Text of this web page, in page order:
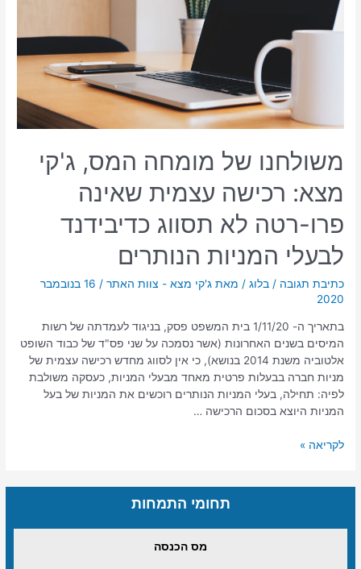
תחומי התמחות
מס הכנסה
משולחנו של מומחה המס, ג'קי
מצא: רכישה עצמית שאינה
פרו-רטה לא תסווג כדיבידנד
לבעלי המניות הנותרים
כתיבת תגובה /בלוג / מאתג'קי מצא - צוות האתר /
16 בנובמבר
2020
בתאריך ה- 1/11/20 בית המשפט פסק, בניגוד לעמדתה של רשות
המיסים בשנים האחרונות (אשר נסמכה על שני פס"ד של כבוד השופט
אלטוביה משנת 2014 בנושא), כי אין לסווג מחדש רכישה עצמית של
מניות חברה בבעלות פרטית מאחד מבעלי המניות, כעסקה משולבת
לפיה: תחילה, בעלי המניות הנותרים רוכשים את המניות של בעל
המניות היוצא בסכום הרכישה …
לקריאה »